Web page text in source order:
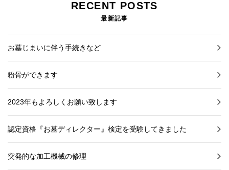
RECENT POSTS
最新記事
お墓じまいに伴う手続きなど
粉骨ができます
2023年もよろしくお願い致します
認定資格『お墓ディレクター』検定を受験してきました
突発的な加工機械の修理